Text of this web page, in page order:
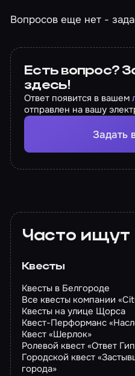
Вопросов еще нет -
Есть вопрос?
здесь!
Ответ появится в вашем
отправлен на вашу
Задать
Часто ищут
Квесты
Квесты в Белгороде
Все квесты компании
Квесты на улице Щорса
Квест-Перформанс
Квест «Шерлок»
Ролевой квест «Ответ
Городской квест
города»